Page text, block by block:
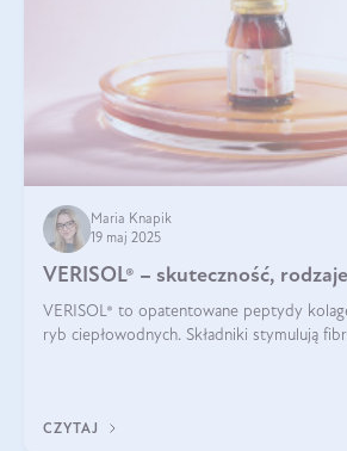
Maria Knapik
19 maj 2025
VERISOL® – skuteczność,
VERISOL® to opatentowane peptydy
ryb ciepłowodnych. Składniki stymulują fibroblasty do
CZYTAJ